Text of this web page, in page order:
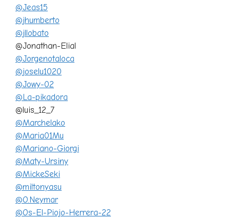
@Jeas15
@jhumberto
@jllobato
@Jonathan-Elial
@Jorgenotaloca
@joselu1020
@Jowy-02
@La-pikadora
@luis_12_7
@Marchelako
@Maria01Mu
@Mariano-Giorgi
@Maty-Ursiny
@MickeSeki
@miltonyasu
@O.Neymar
@Os-El-Piojo-Herrera-22